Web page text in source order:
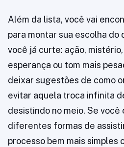
Além da lista, você vai
para montar sua escolha do
você já curte: ação,
esperança ou tom mais
deixar sugestões de como
evitar aquela troca infinita
desistindo no meio. Se
diferentes formas de
processo bem mais simples